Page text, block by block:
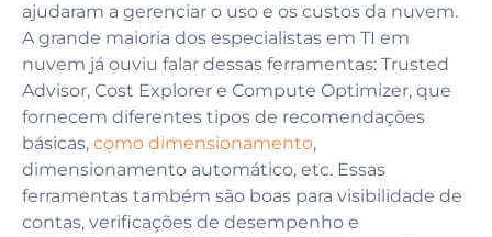
ajudaram a gerenciar o uso e os custos da nuvem.
A grande maioria dos especialistas em TI em
nuvem já ouviu falar dessas ferramentas: Trusted
Advisоr, Cost Explorer e Compute Optimizer, que
fornecem diferentes tipos de recomendações
básicas, como dimensionamento,
dimensionamento automático, etc. Essas
ferramentas também são boas para visibilidade de
contas, verificações de desempenho e